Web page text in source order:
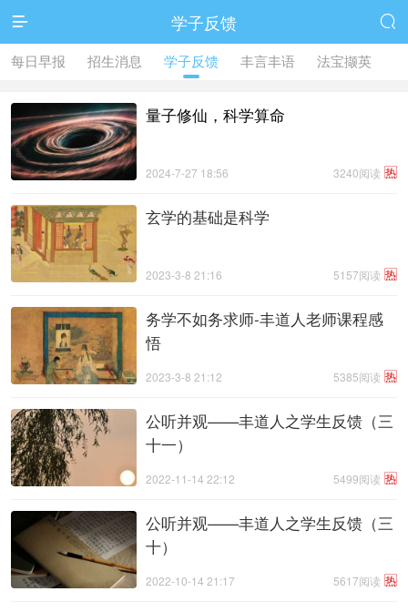
 学子反馈 
每日早报 招生消息 学子反馈 丰言丰语 法宝撷英
量子修仙，科学算命
热
3240阅读
2024-7-27 18:56
玄学的基础是科学
热
5157阅读
2023-3-8 21:16
务学不如务求师-丰道人老师课程感
悟
热
5385阅读
2023-3-8 21:12
公听并观——丰道人之学生反馈（三
十一）
热
5499阅读
2022-11-14 22:12
公听并观——丰道人之学生反馈（三
十）
热
5617阅读
2022-10-14 21:17